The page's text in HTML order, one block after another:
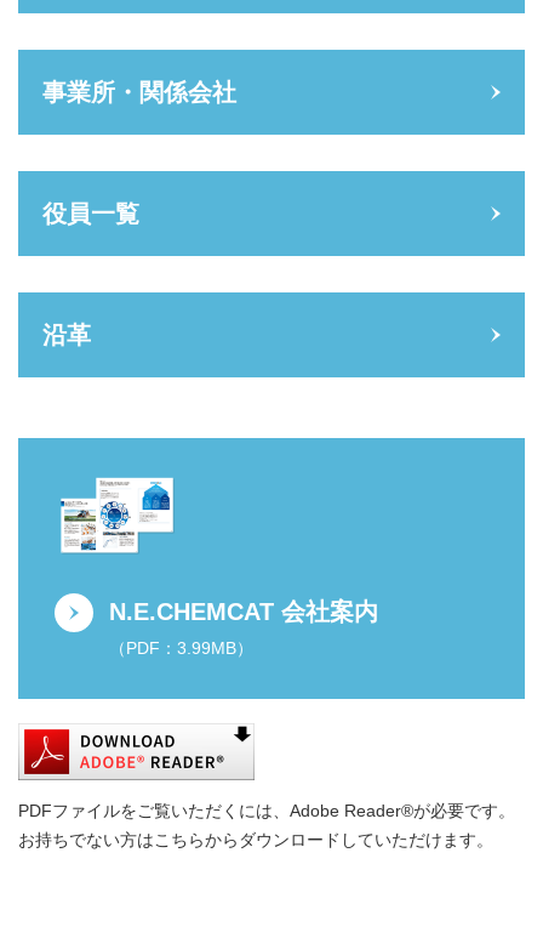
事業所・関係会社
役員一覧
沿革
N.E.CHEMCAT 会社案内
（PDF：3.99MB）
PDFファイルをご覧いただくには、Adobe Reader®が必要です。
お持ちでない方はこちらからダウンロードしていただけます。